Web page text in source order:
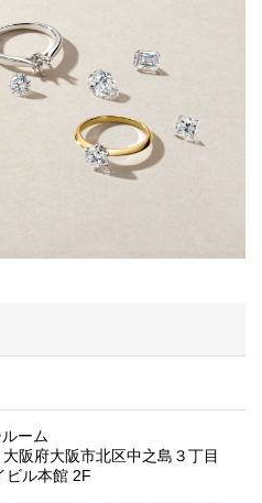
ーム
阪府大阪市北区中之島３丁目
ビル本館 2F